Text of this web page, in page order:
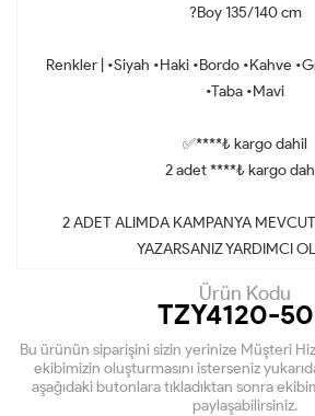
?Boy 135/140 cm
Renkler | •Siyah •Haki •Bordo •Kahve
•Taba •Mavi
✅****₺ kargo dahil
2 adet ****₺ kargo
2 ADET ALIMDA KAMPANYA
YAZARSANIZ YARDIMCI
Ürün Kodu
TZY4120-
Bu ürünün siparişini sizin yerinize Müşteri
ekibimizin oluşturmasını isterseniz
aşağıdaki butonlara tıkladıktan sonra
paylaşabilirsiniz.